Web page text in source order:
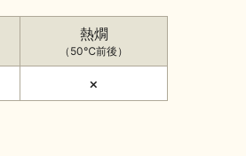
熱燗
（50℃前後）
×